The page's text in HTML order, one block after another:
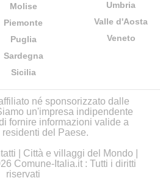
Molise
Piemonte
Puglia
Sardegna
Sicilia
Umbria
Valle d'Aosta
Veneto
né sponsorizzato dalle
un'impresa indipendente
fornire informazioni valide a
del Paese.
Città e villaggi del Mondo
Comune-Italia.it : Tutti i diritti
riservati